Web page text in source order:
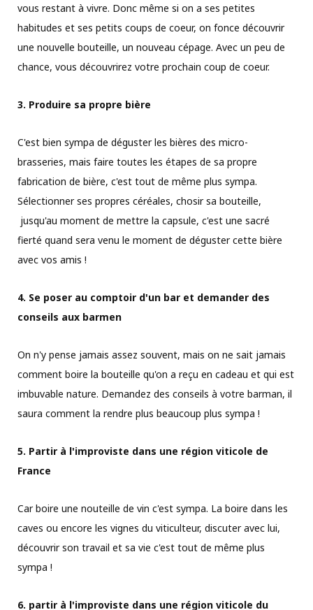
vous restant à vivre. Donc même si on a ses petites
habitudes et ses petits coups de coeur, on fonce découvrir
une nouvelle bouteille, un nouveau cépage. Avec un peu de
chance, vous découvrirez votre prochain coup de coeur.
3. Produire sa propre bière
C'est bien sympa de déguster les bières des micro-
brasseries, mais faire toutes les étapes de sa propre
fabrication de bière, c'est tout de même plus sympa.
Sélectionner ses propres céréales, chosir sa bouteille,
jusqu'au moment de mettre la capsule, c'est une sacré
fierté quand sera venu le moment de déguster cette bière
avec vos amis !
4. Se poser au comptoir d'un bar et demander des
conseils aux barmen
On n'y pense jamais assez souvent, mais on ne sait jamais
comment boire la bouteille qu'on a reçu en cadeau et qui est
imbuvable nature. Demandez des conseils à votre barman, il
saura comment la rendre plus beaucoup plus sympa !
5. Partir à l'improviste dans une région viticole de
France
Car boire une nouteille de vin c'est sympa. La boire dans les
caves ou encore les vignes du viticulteur, discuter avec lui,
découvrir son travail et sa vie c'est tout de même plus
sympa !
6. partir à l'improviste dans une région viticole du